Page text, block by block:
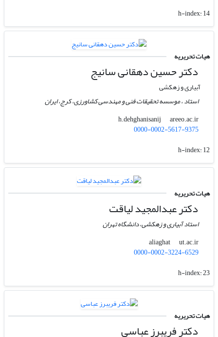
h-index:14
هیات تحریریه
دکتر حسین دهقانی سانیج
آبیاری و زهکشی
استاد ، موسسه تحقیقات فنی و مهندسی کشاورزی‌، کرج، ایران
h.dehghanisanij
areeo.ac.ir
0000-0002-5617-9375
h-index:12
هیات تحریریه
دکتر عبدالمجید لیاقت
استاد آبیاری و زهکشی، دانشگاه تهران
aliaghat
ut.ac.ir
0000-0002-3224-6529
h-index:23
هیات تحریریه
دکتر فریبرز عباسی